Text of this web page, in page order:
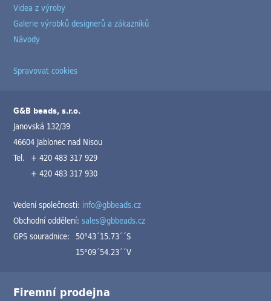
Videa z výroby
Galerie výrobků designerů a zákazníků
Návody
Spravovat cookies
G&B beads, s.r.o.
Janovská 132/39
46604 Jablonec nad Nisou
Tel. + 420 483 317 929
+ 420 483 317 930
Vedení společnosti: info@gbbeads.cz
Obchodní oddělení:sales@gbbeads.cz
GPS souradnice: 50°43´15.73´´S
15°09´54.23´´V
Firemní prodejna